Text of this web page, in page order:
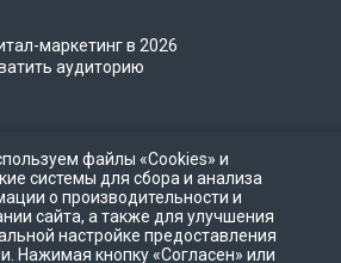
маркетинг в 2026
аудиторию
рекламе:
файлы «Cookies» и
системы для сбора и анализа
о производительности и
сайта, а также для улучшения
настройке предоставления
Нажимая кнопку «Согласен» или